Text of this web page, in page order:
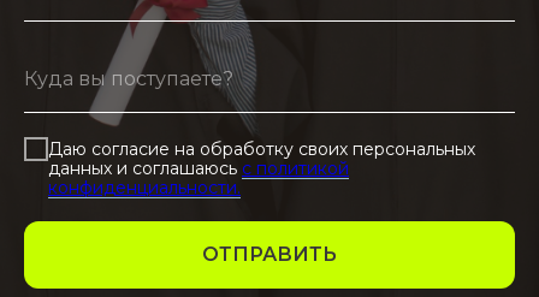
Даю согласие на обработку своих персональных
данных и соглашаюсь с политикой
конфиденциальности.
ОТПРАВИТЬ